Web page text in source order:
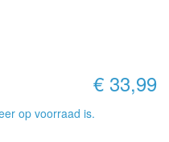
€ 33,99
op voorraad is.